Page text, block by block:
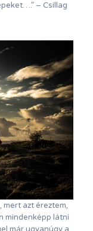
– Csillag
mert azt éreztem,
mindenképp látni